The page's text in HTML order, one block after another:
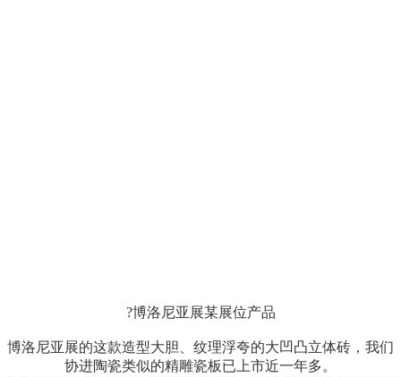
?博洛尼亚展某展位产品
博洛尼亚展的这款造型大胆、纹理浮夸的大凹凸立体砖，我们
协进陶瓷类似的精雕瓷板已上市近一年多。